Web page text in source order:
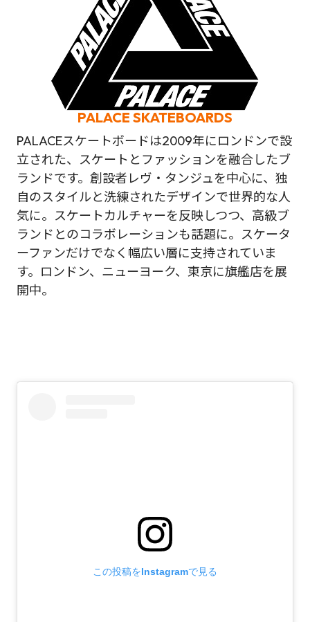
PALACE SKATEBOARDS
PALACEスケートボードは2009年にロンドンで設
立された、スケートとファッションを融合したブ
ランドです。創設者レヴ・タンジュを中心に、独
自のスタイルと洗練されたデザインで世界的な人
気に。スケートカルチャーを反映しつつ、高級ブ
ランドとのコラボレーションも話題に。スケータ
ーファンだけでなく幅広い層に支持されていま
す。ロンドン、ニューヨーク、東京に旗艦店を展
開中。
この投稿をInstagramで見る